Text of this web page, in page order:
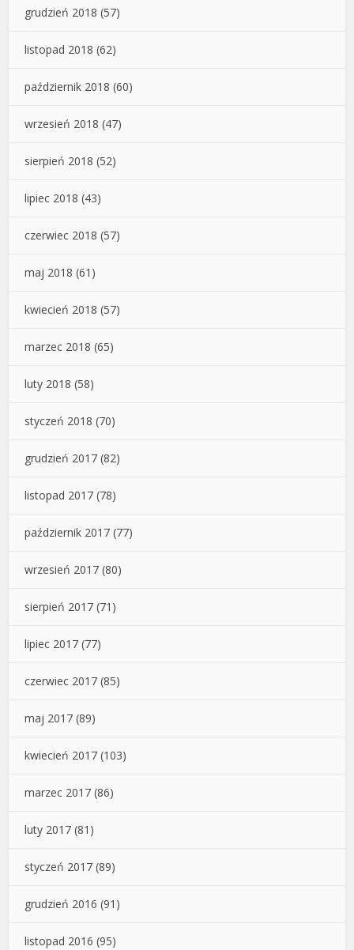
grudzień 2018 (57)
listopad 2018 (62)
październik 2018 (60)
wrzesień 2018 (47)
sierpień 2018 (52)
lipiec 2018 (43)
czerwiec 2018 (57)
maj 2018 (61)
kwiecień 2018 (57)
marzec 2018 (65)
luty 2018 (58)
styczeń 2018 (70)
grudzień 2017 (82)
listopad 2017 (78)
październik 2017 (77)
wrzesień 2017 (80)
sierpień 2017 (71)
lipiec 2017 (77)
czerwiec 2017 (85)
maj 2017 (89)
kwiecień 2017 (103)
marzec 2017 (86)
luty 2017 (81)
styczeń 2017 (89)
grudzień 2016 (91)
listopad 2016 (95)